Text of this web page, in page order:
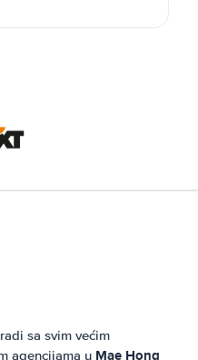
radi sa svim većim
agencijama u Mae Hong